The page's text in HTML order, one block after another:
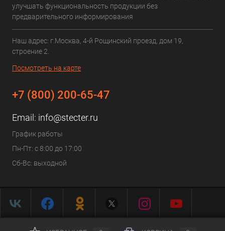
улучшать функциональность продукции без
предварительного информирования
Наш адрес: г.Москва, 4-й Рощинский проезд, дом 19,
строение 2.
Посмотреть на карте
+7 (800) 200-65-47
Email: info@stecter.ru
График работы
Пн-Пт: с 8:00 до 17:00
Сб-Вс: выходной